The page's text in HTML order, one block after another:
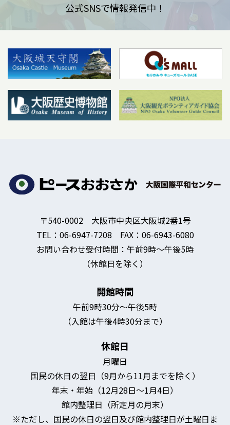
公式SNSで情報発信中！
〒540-0002 大阪市中央区大阪城2番1号
TEL：06-6947-7208 FAX：06-6943-6080
お問い合わせ受付時間：午前9時～午後5時
（休館日を除く）
開館時間
午前9時30分～午後5時
（入館は午後4時30分まで）
休館日
月曜日
国民の休日の翌日（9月から11月までを除く）
年末・年始（12月28日～1月4日）
館内整理日（所定月の月末）
※ただし、国民の休日の翌日及び館内整理日が土曜日ま